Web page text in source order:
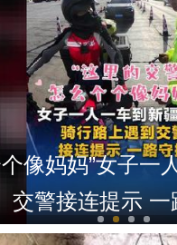
像妈妈”女子一
交警接连提示 一